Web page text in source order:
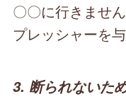
〇〇に行きませ
プレッシャーを与
3. 断られないた